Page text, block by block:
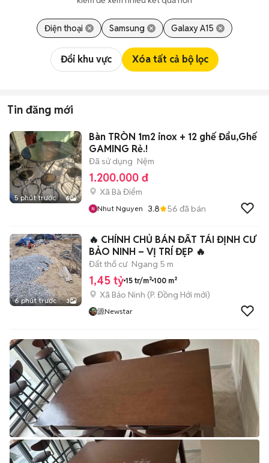
Điện thoại Samsung Galaxy A15
Đổi khu vực Xóa tất cả bộ lọc
Tin đăng mới
5 phút trước 6
Bàn TRÒN 1m2 inox + 12 ghế Đẩu,Ghế
GAMING Rẻ.!
Đã sử dụng Nệm
1.200.000 đ
Xã Bà Điểm
Nhut Nguyen 3.8 56 đã bán
6 phút trước 3
🔥 CHÍNH CHỦ BÁN ĐẤT TÁI ĐỊNH CƯ
BẢO NINH – VỊ TRÍ ĐẸP 🔥
Đất thổ cư Ngang 5 m
1,45 tỷ 15 tr/m² 100 m²
Xã Bảo Ninh (P. Đồng Hới mới)
源Newstar